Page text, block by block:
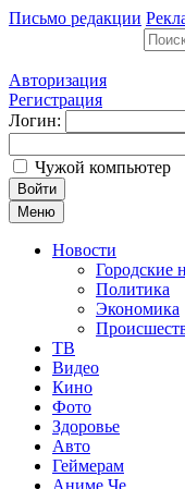
Письмо редакции
Авторизация
Регистрация
Логин:
Чужой компьютер
Войти
Меню
Новости
Городские
Политика
Экономика
ТВ
Видео
Кино
Фото
Здоровье
Авто
Геймерам
Аниме Че